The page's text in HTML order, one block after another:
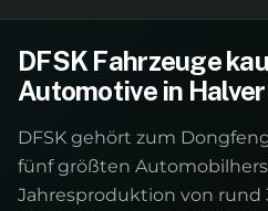
DFSK Fahrzeuge
Automotive in Halver
DFSK gehört zum
fünf größten
Jahresproduktion von rund